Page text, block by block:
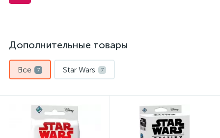
Дополнительные товары
Все 7 Star Wars 7